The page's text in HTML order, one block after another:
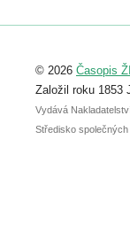
Registrovat se
abstraktu
posteru je už
© 2026 Časopis
Založil roku 1853
Vydává
Středisko společných